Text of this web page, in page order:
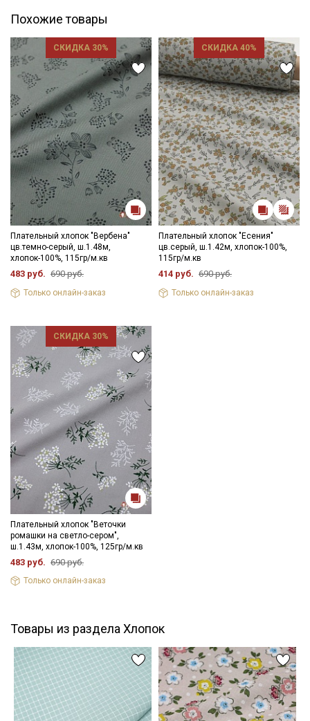
Похожие товары
СКИДКА 30%
Плательный хлопок "Вербена"
цв.темно-серый, ш.1.48м,
хлопок-100%, 115гр/м.кв
483 руб. 690 руб.
Только онлайн-заказ
СКИДКА 40%
Плательный хлопок "Есения"
цв.серый, ш.1.42м, хлопок-100%,
115гр/м.кв
414 руб. 690 руб.
Только онлайн-заказ
СКИДКА 30%
Плательный хлопок "Веточки
ромашки на светло-сером",
ш.1.43м, хлопок-100%, 125гр/м.кв
483 руб. 690 руб.
Только онлайн-заказ
Товары из раздела Хлопок